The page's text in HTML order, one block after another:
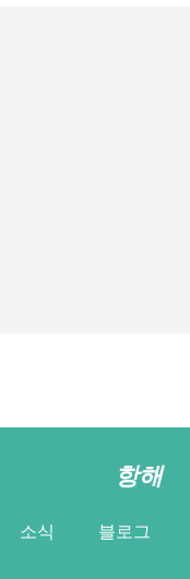
항해
소식 블로그